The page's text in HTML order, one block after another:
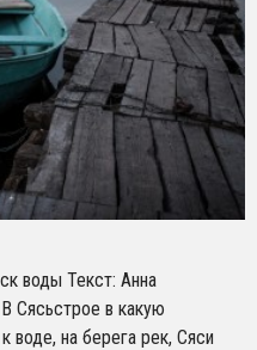
воды Текст: Анна
Сясьстрое в какую
на берега рек, Сяси